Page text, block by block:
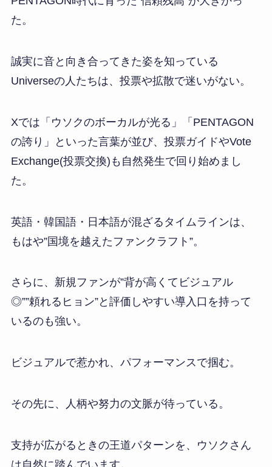
た。
誠実に音と向き合ってきた姿を知っている
Universeの人たちは、投票や拡散で迷いがない。
Xでは「ウソクのボーカルが光る」「PENTAGON
の誇り」といった言葉が並び、投票ガイドやVote
Exchange(投票交換)も自然発生で回り始めまし
た。
英語・韓国語・日本語が混ざるタイムラインは、
もはや”国境を越えたファンクラフト”。
さらに、新規ファンが”背が高くてビジュアル
◎””頼れるヒョン”と評価しやすい導入口を持って
いるのも強い。
ビジュアルで惹かれ、パフォーマンスで掴む。
その先に、人柄や努力の文脈が待っている。
支持が広がるときの王道パターンを、ウソクさん
は自然に踏んでいます。